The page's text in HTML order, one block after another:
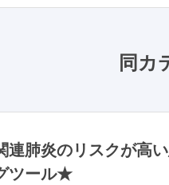
同カ
連肺炎のリスクが高
ツール★